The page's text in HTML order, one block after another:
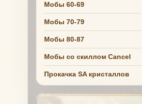
Мобы 60-69
Мобы 70-79
Мобы 80-87
Мобы со скиллом Cancel
Прокачка SA кристаллов